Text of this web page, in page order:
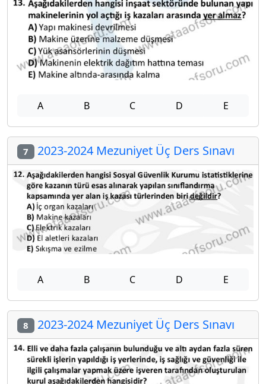
A B C D E
7 2023-2024 Mezuniyet Üç Ders Sınavı
A B C D E
8 2023-2024 Mezuniyet Üç Ders Sınavı